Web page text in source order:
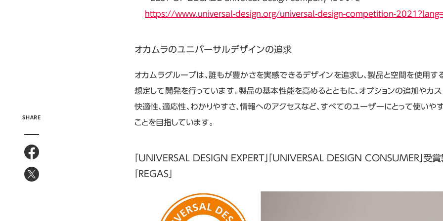
https://www.universal-design.org/universal-design-competition-
オカムラのユニバーサルデザインの追求
オカムラグループは、誰もが豊かさを実感できるデザインを追求し、製品と空間を使用す
想定して開発を行っています。製品の基本性能を高めるとともに、オプションの追加やカ
快適性、適応性、わかりやすさ、情報へのアクセスなど、すべてのユーザーにとって使い
ことを目指しています。
「UNIVERSAL DESIGN EXPERT」「UNIVERSAL DESIGN CONSUMER」受
「REGAS」
SHARE